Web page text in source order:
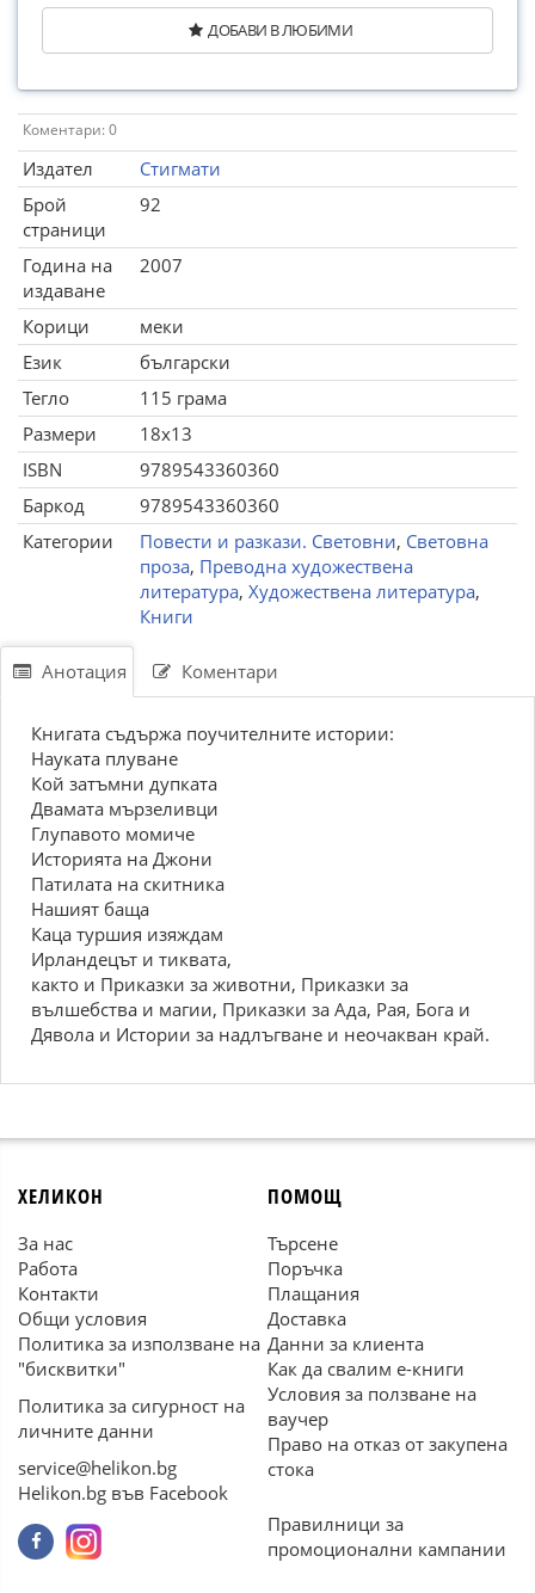
ДОБАВИ В ЛЮБИМИ
Коментари: 0
Издател
Стигмати
Брой
страници
92
Година на
издаване
2007
Корици
меки
Език
български
Тегло
115 грама
Размери
18x13
ISBN
9789543360360
Баркод
9789543360360
Категории
Повести и разкази. Световни, Световна
проза, Преводна художествена
литература, Художествена литература,
Книги
Анотация Коментари
Книгата съдържа поучителните истории:
Науката плуване
Кой затъмни дупката
Двамата мързеливци
Глупавото момиче
Историята на Джони
Патилата на скитника
Нашият баща
Каца туршия изяждам
Ирландецът и тиквата,
както и Приказки за животни, Приказки за
вълшебства и магии, Приказки за Ада, Рая, Бога и
Дявола и Истории за надлъгване и неочакван край.
ХЕЛИКОН
За нас
Работа
Контакти
Общи условия
Политика за използване на
"бисквитки"
Политика за сигурност на
личните данни
service@helikon.bg
Helikon.bg във Facebook
ПОМОЩ
Търсене
Поръчка
Плащания
Доставка
Данни за клиента
Как да свалим е-книги
Условия за ползване на
ваучер
Право на отказ от закупена
стока
Правилници за
промоционални кампании